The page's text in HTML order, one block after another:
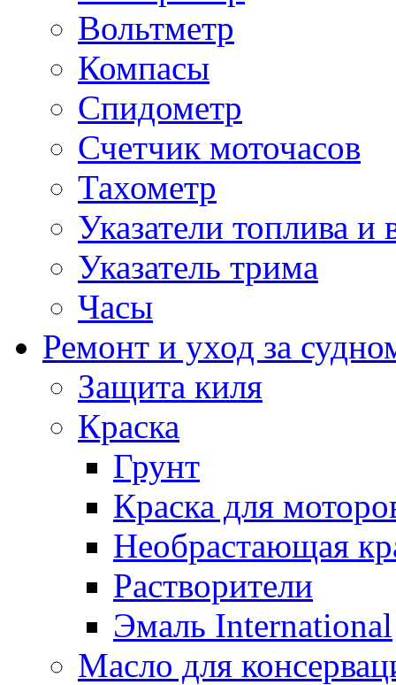
Вольтметр
Компасы
Спидометр
Счетчик моточасов
Тахометр
Указатели топлива и
Указатель трима
Часы
Ремонт и уход за
Защита киля
Краска
Грунт
Краска для
Необрастающая
Растворители
Эмаль International
Масло для